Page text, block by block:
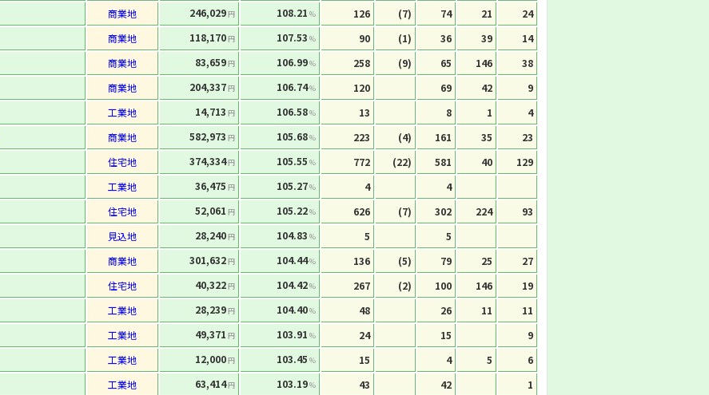
商業地 246,029円 108.21 % 126 (7) 74 21 24
商業地 118,170円 107.53 % 90 (1) 36 39 14
商業地 83,659円 106.99% 258 (9) 65 146 38
商業地 204,337円 106.74% 120 69 42 9
工業地 14,713 円 106.58% 13 8 1 4
商業地 582,973 円 105.68% 223 (4) 161 35 23
住宅地 374,334円 105.55 % 772 (22) 581 40 129
工業地 36,475 円 105.27% 4 4
住宅地 52,061 円 105.22% 626 (7) 302 224 93
見込地 28,240円 104.83 % 5 5
商業地 301,632円 104.44% 136 (5) 79 25 27
住宅地 40,322円 104.42% 267 (2) 100 146 19
工業地 28,239円 104.40% 48 26 11 11
工業地 49,371 円 103.91 % 24 15 9
工業地 12,000円 103.45 % 15 4 5 6
工業地 63,414円 103.19% 43 42 1